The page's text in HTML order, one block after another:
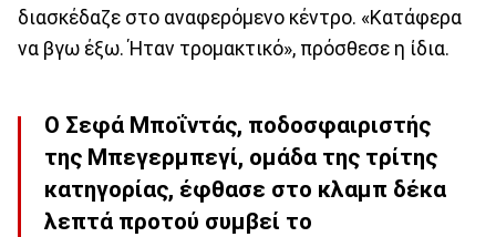
διασκέδαζε στο αναφερόμενο κέντρο. «Κατάφερα
να βγω έξω. Ήταν τρομακτικό», πρόσθεσε η ίδια.
Ο Σεφά Μποΐντάς, ποδοσφαιριστής
της Μπεγερμπεγί, ομάδα της τρίτης
κατηγορίας, έφθασε στο κλαμπ δέκα
λεπτά προτού συμβεί το